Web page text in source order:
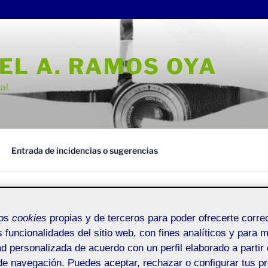
A. RAMOS OYA
Entrada de incidencias o sugerencias
AL ARTE SONORO
cookies propias y de terceros para poder ofrecerte
funcionalidades del sitio web, con fines analíticos y para
personalizada de acuerdo con un perfil elaborado a partir
navegación. Puedes aceptar, rechazar o configurar tus